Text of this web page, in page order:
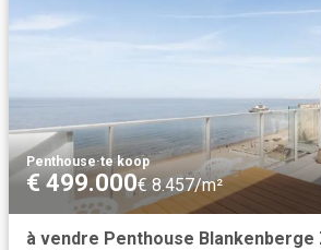
Penthouse·te koop
€ 499.000€ 8.457/m²
à vendre Penthouse Blankenberge